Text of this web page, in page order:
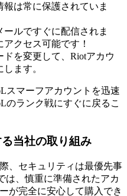
は常に保護されていま
ルですぐに配信されま
クセス可能です！
ドを変更して、Riotアカウ
ます。
スマーフアカウントを迅速
のランク戦にすぐに戻るこ
当社の取り組み
、セキュリティは最優先事
は、慎重に準備されたアカ
が完全に安心して購入でき